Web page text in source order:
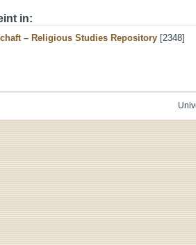
in:
– Religious Studies Repository [2348]